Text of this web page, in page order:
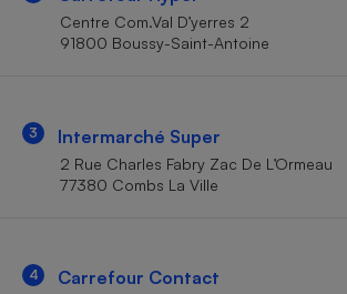
Centre Com.Val D’yerres 2
91800 Boussy-Saint-Antoine
3 Intermarché Super
2 Rue Charles Fabry Zac De L’Ormeau
77380 Combs La Ville
4 Carrefour Contact